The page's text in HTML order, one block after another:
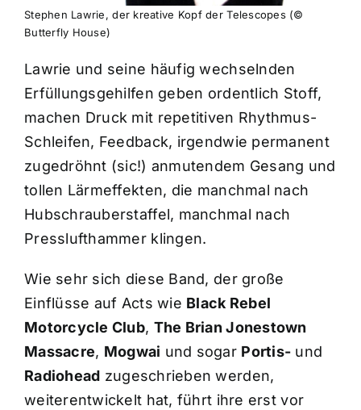
Stephen Lawrie, der kreative Kopf der Telescopes (©
Butterfly House)
Lawrie und seine häufig wechselnden
Erfüllungsgehilfen geben ordentlich Stoff,
machen Druck mit repetitiven Rhythmus-
Schleifen, Feedback, irgendwie permanent
zugedröhnt (sic!) anmutendem Gesang und
tollen Lärmeffekten, die manchmal nach
Hubschrauberstaffel, manchmal nach
Presslufthammer klingen.
Wie sehr sich diese Band, der große
Einflüsse auf Acts wie Black Rebel
Motorcycle Club, The Brian Jonestown
Massacre, Mogwai und sogar Portis- und
Radiohead zugeschrieben werden,
weiterentwickelt hat, führt ihre erst vor